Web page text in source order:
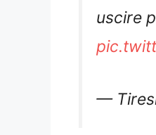
uscire
—